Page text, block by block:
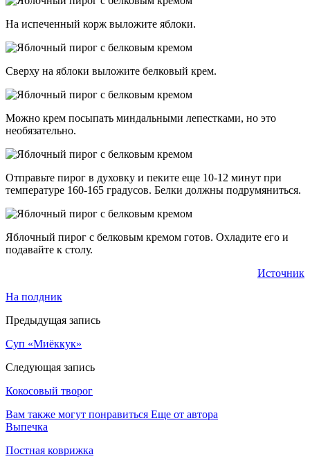
На испеченный корж выложите яблоки.
Сверху на яблоки выложите белковый крем.
Можно крем посыпать миндальными лепестками, но это
необязательно.
Отправьте пирог в духовку и пеките еще 10-12 минут при
температуре 160-165 градусов. Белки должны подрумяниться.
Яблочный пирог с белковым кремом готов. Охладите его и
подавайте к столу.
Источник
На полдник
Предыдущая запись
Суп «Миёккук»
Следующая запись
Кокосовый творог
Вам также могут понравиться Еще от автора
Выпечка
Постная коврижка